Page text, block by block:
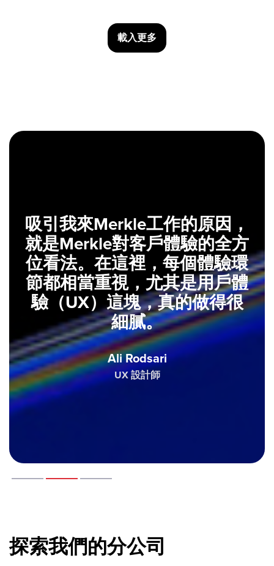
載入更多
吸引我來Merkle工作的原因，
就是Merkle對客戶體驗的全方
位看法。在這裡，每個體驗環
節都相當重視，尤其是用戶體
驗（UX）這塊，真的做得很
細膩。
Ali Rodsari
UX 設計師
探索我們的分公司